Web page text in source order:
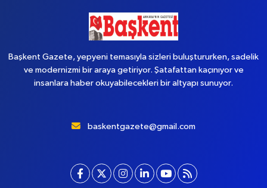
Başkent Gazete, yepyeni temasıyla sizleri buluştururken, sadelik
ve modernizmi bir araya getiriyor. Şatafattan kaçınıyor ve
insanlara haber okuyabilecekleri bir altyapı sunuyor.
baskentgazete@gmail.com